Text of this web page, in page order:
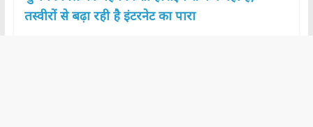
तस्वीरों से बढ़ा रही है इंटरनेट का पारा